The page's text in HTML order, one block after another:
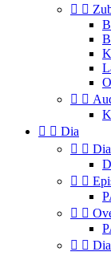
 
 
  Dia
 
 
 
 